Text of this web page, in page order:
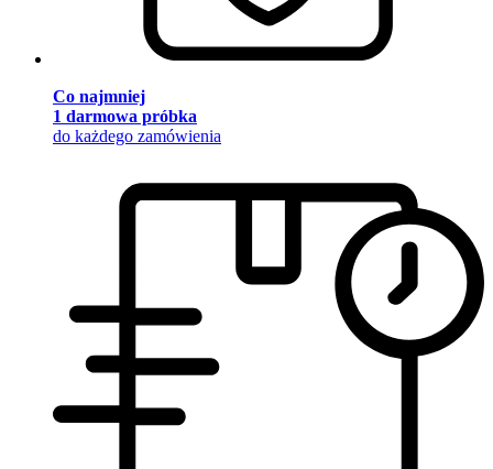
Co najmniej
1 darmowa próbka
do każdego zamówienia